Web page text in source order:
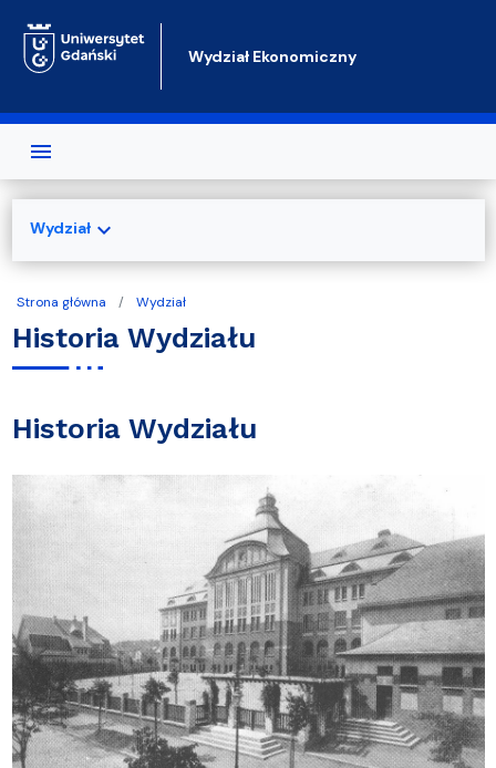
Wydział Ekonomiczny
Strona główna Wydział
Historia Wydziału
Historia Wydziału
Wydziałexpand_more